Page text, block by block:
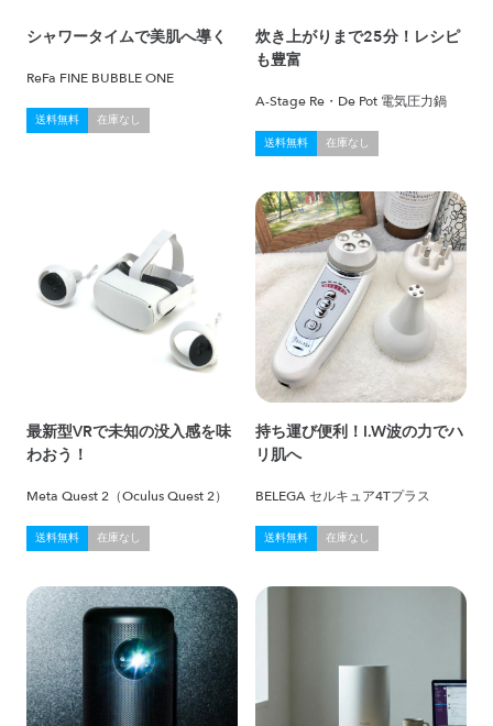
シャワータイムで美肌へ導く
ReFa FINE BUBBLE ONE
送料無料 在庫なし
炊き上がりまで25分！レシピ
も豊富
A-Stage Re・De Pot 電気圧力鍋
送料無料 在庫なし
最新型VRで未知の没入感を味
わおう！
Meta Quest 2（Oculus Quest 2）
送料無料 在庫なし
持ち運び便利！I.W波の力でハ
リ肌へ
BELEGA セルキュア4Tプラス
送料無料 在庫なし